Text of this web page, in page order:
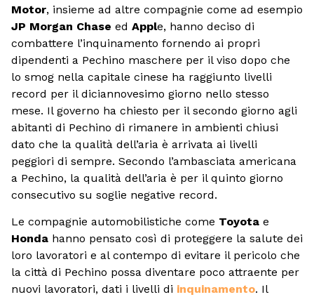
Motor, insieme ad altre compagnie come ad esempio
JP Morgan Chase ed Apple, hanno deciso di
combattere l’inquinamento fornendo ai propri
dipendenti a Pechino maschere per il viso dopo che
lo smog nella capitale cinese ha raggiunto livelli
record per il diciannovesimo giorno nello stesso
mese. Il governo ha chiesto per il secondo giorno agli
abitanti di Pechino di rimanere in ambienti chiusi
dato che la qualità dell’aria è arrivata ai livelli
peggiori di sempre. Secondo l’ambasciata americana
a Pechino, la qualità dell’aria è per il quinto giorno
consecutivo su soglie negative record.
Le compagnie automobilistiche come Toyota e
Honda hanno pensato così di proteggere la salute dei
loro lavoratori e al contempo di evitare il pericolo che
la città di Pechino possa diventare poco attraente per
nuovi lavoratori, dati i livelli di inquinamento. Il